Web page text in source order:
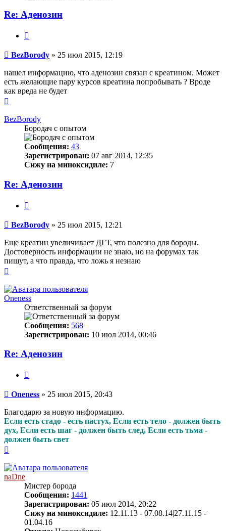
Re: Аденозин
Сообщение
BezBorody » 25 июл 2015, 12:19
нашел информацию, что аденозин связан с креатином. Может
есть желающие пару курсов креатина попробывать ? Вроде
как вреда не будет
началу
BezBorody
Бородач с опытом
Сообщения: 43
Зарегистрирован: 07 авг 2014, 12:35
Сижу на миноксидиле: 7
Re: Аденозин
Сообщение
BezBorody » 25 июл 2015, 12:21
Еще креатин увеличивает ДГТ, что полезно для бороды.
Достоверность информации не знаю, но на форумах так
пишут, а что правда, что ложь я незнаю
началу
Oneness
Ответственный за форум
Сообщения: 568
Зарегистрирован: 10 июл 2014, 00:46
Re: Аденозин
Сообщение
Oneness » 25 июл 2015, 20:43
Благодарю за новую информацию.
Если есть стадо - есть пастух, Если есть тело - должен быть
дух, Если есть шаг - должен быть след, Если есть тьма -
должен быть свет
началу
naDne
Мистер борода
Сообщения: 1441
Зарегистрирован: 05 июл 2014, 20:22
Сижу на миноксидиле: 12.11.13 - 07.08.14|27.11.15 -
01.04.16